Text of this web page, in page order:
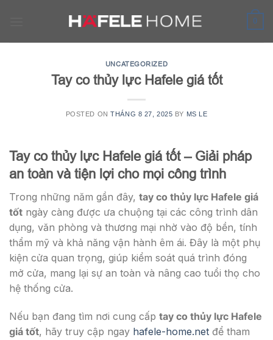
0
UNCATEGORIZED
Tay co thủy lực Hafele giá tốt
POSTED ONTHÁNG 8 27, 2025 BY MS LE
Tay co thủy lực Hafele giá tốt – Giải pháp
an toàn và tiện lợi cho mọi công trình
Trong những năm gần đây, tay co thủy lực Hafele giá
tốt ngày càng được ưa chuộng tại các công trình dân
dụng, văn phòng và thương mại nhờ vào độ bền, tính
thẩm mỹ và khả năng vận hành êm ái. Đây là một phụ
kiện cửa quan trọng, giúp kiểm soát quá trình đóng
mở cửa, mang lại sự an toàn và nâng cao tuổi thọ cho
hệ thống cửa.
Nếu bạn đang tìm nơi cung cấp tay co thủy lực Hafele
giá tốt, hãy truy cập ngay hafele-home.net để tham